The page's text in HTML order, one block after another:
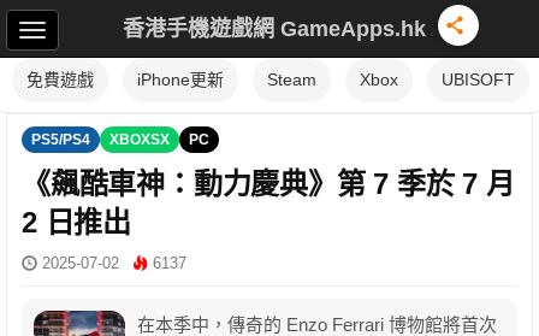
香港手機遊戲網 GameApps.hk
免費遊戲 iPhone更新 Steam Xbox UBISOFT
PS5/PS4 XBOXSX PC
《飆酷車神：動力慶典》第 7 季於 7 月
2 日推出
2025-07-02 6137
在本季中，傳奇的 Enzo Ferrari 博物館將首次